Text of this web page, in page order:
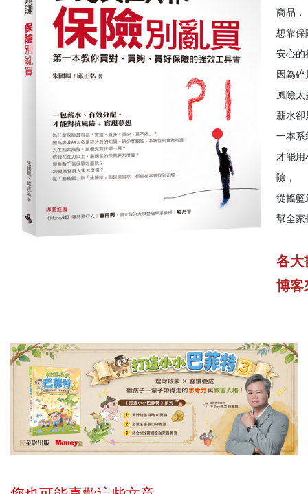
商品，
想靠保
安心的
因為
風險太
薪水卻
一本系
才能
險，
從搖籃
幫全家
各大
博客